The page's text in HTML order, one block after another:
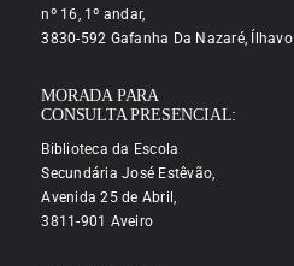
nº 16, 1º andar,
3830-592 Gafanha Da Nazaré, Ílhavo
MORADA PARA
CONSULTA PRESENCIAL:
Biblioteca da Escola
Secundária José Estêvão,
Avenida 25 de Abril,
3811-901 Aveiro